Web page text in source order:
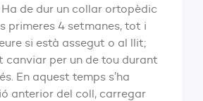
. Ha de dur un collar ortopèdic
primeres 4 setmanes, tot i
si està assegut o al llit;
canviar per un de tou durant
En aquest temps s’ha
anterior del coll, carregar